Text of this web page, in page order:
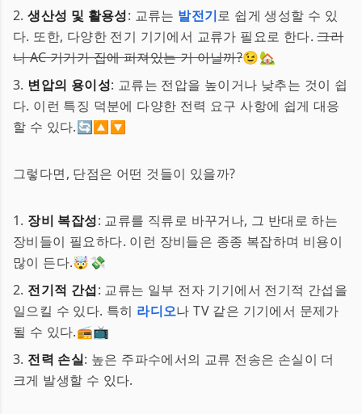
2.생산성 및 활용성: 교류는 발전기로 쉽게 생성할 수 있
다. 또한, 다양한 전기 기기에서 교류가 필요로 한다.그러
니 AC 기기가 집에 퍼져있는 거 아닐까?😉🏡
3. 변압의 용이성: 교류는 전압을 높이거나 낮추는 것이 쉽
다. 이런 특징 덕분에 다양한 전력 요구 사항에 쉽게 대응
할 수 있다.🔄🔼🔽
그렇다면, 단점은 어떤 것들이 있을까?
1. 장비 복잡성: 교류를 직류로 바꾸거나, 그 반대로 하는
장비들이 필요하다. 이런 장비들은 종종 복잡하며 비용이
많이 든다.🤯💸
2. 전기적 간섭: 교류는 일부 전자 기기에서 전기적 간섭을
일으킬 수 있다. 특히 라디오나 TV 같은 기기에서 문제가
될 수 있다.📻📺
3. 전력 손실: 높은 주파수에서의 교류 전송은 손실이 더
크게 발생할 수 있다.